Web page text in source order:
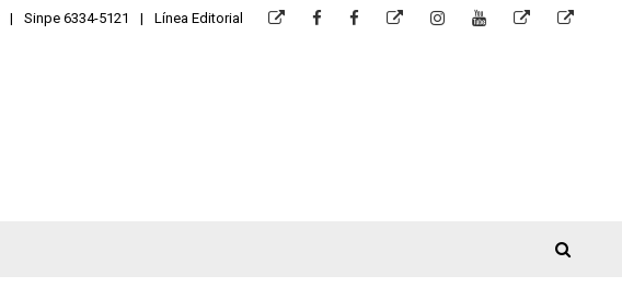
Sinpe 6334-5121 Línea Editorial